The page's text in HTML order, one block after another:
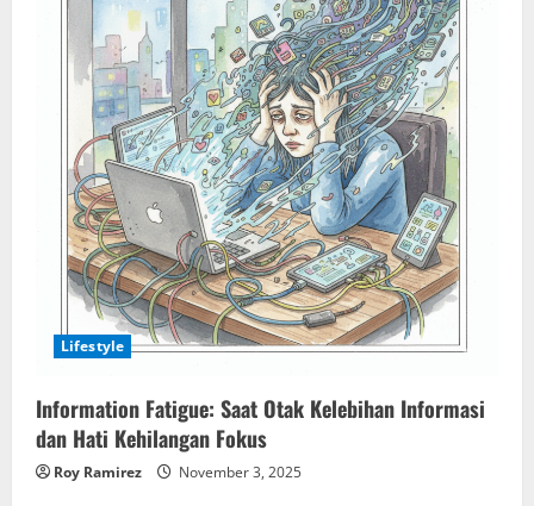
Lifestyle
Information Fatigue: Saat Otak Kelebihan Informasi
dan Hati Kehilangan Fokus
Roy Ramirez November 3, 2025